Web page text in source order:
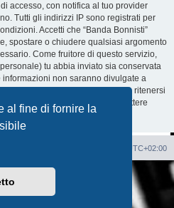
al fine di fornire la
accesso, con notifica al tuo provider
Tutti gli indirizzi IP sono registrati per
Accetti che “Banda Bonnisti”
spostare o chiudere qualsiasi argomento
Come fruitore di questo servizio,
tu abbia inviato sia conservata
non saranno divulgate a
Bonnisti” o phpBB sono da ritenersi
al sistema che possa compromettere
UTC+02:00